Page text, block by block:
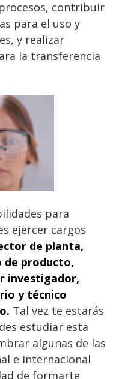
contribuir
para el uso y
y realizar
la transferencia
para
ejercer cargos
de planta,
de producto,
investigador,
y técnico
Tal vez te estarás
estudiar esta
algunas de las
e internacional
de formarte